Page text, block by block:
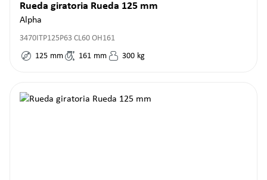
Rueda giratoria Rueda 125 mm
Alpha
3470ITP125P63 CL60 OH161
125 mm 161 mm 300 kg